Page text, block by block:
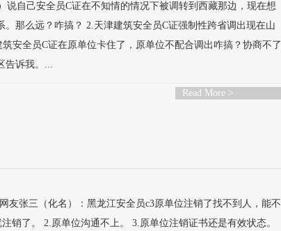
说自己安全员C证在不知情的情况下被调转到西藏那边，现在想
那么远？咋搞？ 2.天津建筑安全员C证强制性跨省调出现在山
安全员C证在原单位卡住了，原单位不配合调出咋搞？协商不了
告诉我。...
Read More >
友张三（化名）：黑龙江安全员c3原单位注销了找不到人，能不
销了。 2.原单位沟通不上。 3.原单位注销证书还是有效状态。